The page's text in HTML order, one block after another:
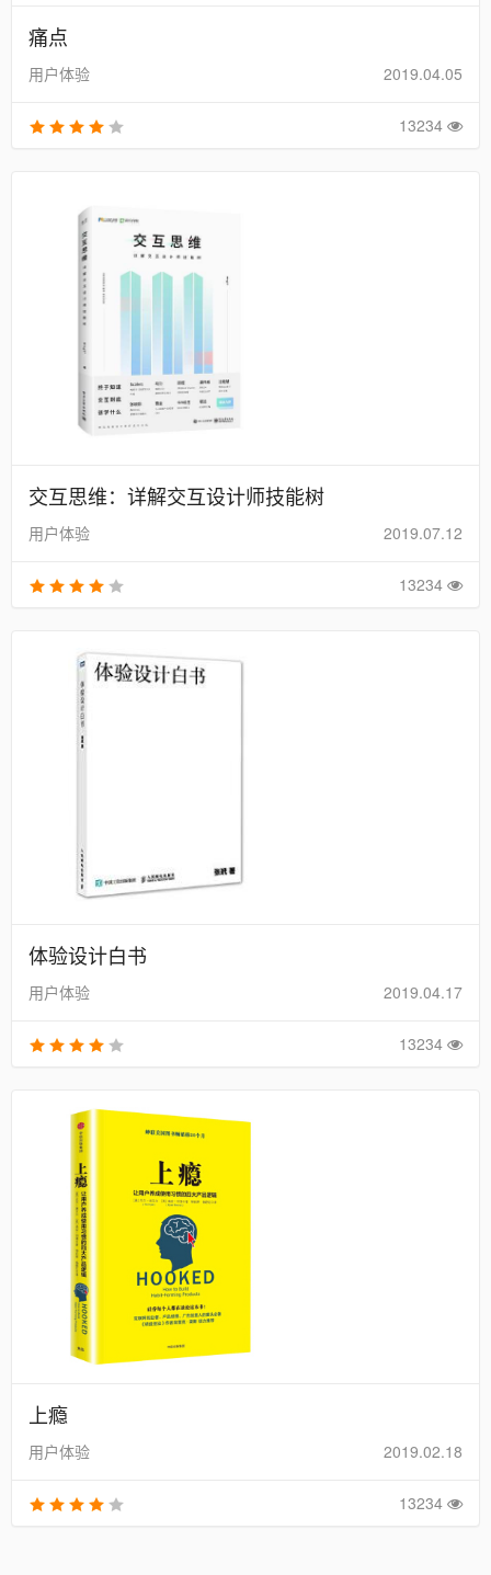
痛点
用户体验 2019.04.05
13234
交互思维：详解交互设计师技能树
用户体验 2019.07.12
13234
体验设计白书
用户体验 2019.04.17
13234
上瘾
用户体验 2019.02.18
13234